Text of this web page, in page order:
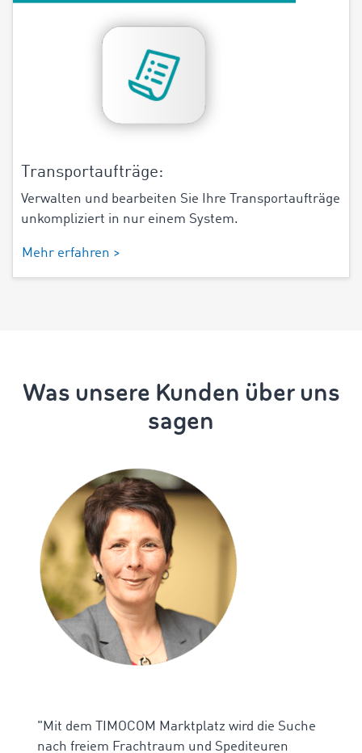
Transportaufträge:
Verwalten und bearbeiten Sie Ihre Transportaufträge
unkompliziert in nur einem System.
Mehr erfahren >
Was unsere Kunden über uns
sagen
"Mit dem TIMOCOM Marktplatz wird die Suche
nach freiem Frachtraum und Spediteuren